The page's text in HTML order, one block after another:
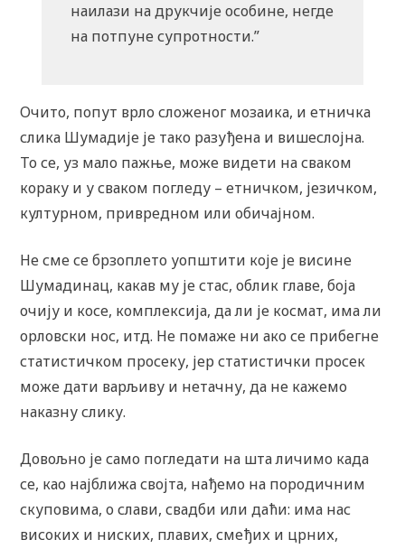
наилази на друкчије особине, негде
на потпуне супротности.”
Очито, попут врло сложеног мозаика, и етничка
слика Шумадије је тако разуђена и вишеслојна.
То се, уз мало пажње, може видети на сваком
кораку и у сваком погледу – етничком, језичком,
културном, привредном или обичајном.
Не сме се брзоплето уопштити које је висине
Шумадинац, какав му је стас, облик главе, боја
очију и косе, комплексија, да ли је космат, има ли
орловски нос, итд. Не помаже ни ако се прибегне
статистичком просеку, јер статистички просек
може дати варљиву и нетачну, да не кажемо
наказну слику.
Довољно је само погледати на шта личимо када
се, као најближа својта, нађемо на породичним
скуповима, о слави, свадби или даћи: има нас
високих и ниских, плавих, смеђих и црних,